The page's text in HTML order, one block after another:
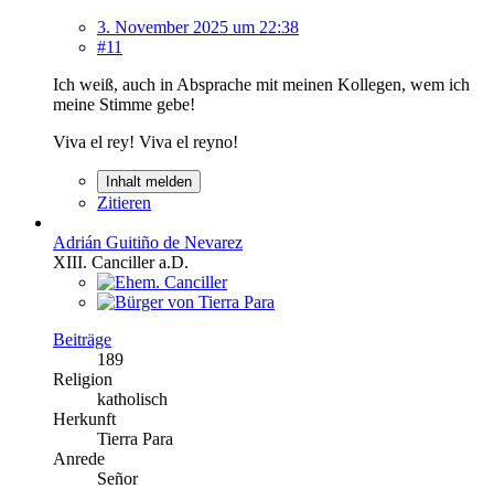
3. November 2025 um 22:38
#11
Ich weiß, auch in Absprache mit meinen Kollegen, wem ich
meine Stimme gebe!
Viva el rey! Viva el reyno!
Inhalt melden
Zitieren
Adrián Guitiño de Nevarez
XIII. Canciller a.D.
Beiträge
189
Religion
katholisch
Herkunft
Tierra Para
Anrede
Señor